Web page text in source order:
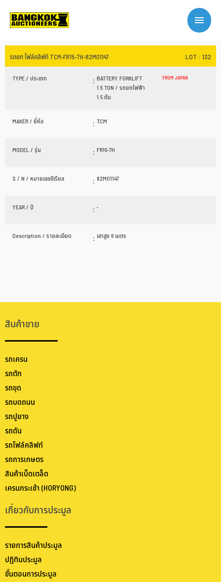
รถยก โฟล์คลิฟท์ TCM-FR15-7H-82M01147 LOT : 132
TYPE / ประเภท : BATTERY FORKLIFT
1.5 TON / รถยกไฟฟ้า
1.5 ตัน
FROM JAPAN
MAKER / ยี่ห้อ : TCM
MODEL / รุ่น : FR15-7H
S / N / หมายเลขซีเรียล : 82M01147
YEAR / ปี : -
Description / รายละเอียด : เสาสูง 6 เมตร
สินค้าขาย
รถเครน
รถตัก
รถขุด
รถบดถนน
รถปูยาง
รถดัน
รถโฟล์คลิฟท์
รถการเกษตร
สินค้าเบ็ดเตล็ด
เครนกระเช้า (HORYONG)
เกี่ยวกับการประมูล
รายการสินค้าประมูล
ปฏิทินประมูล
ขั้นตอนการประมูล